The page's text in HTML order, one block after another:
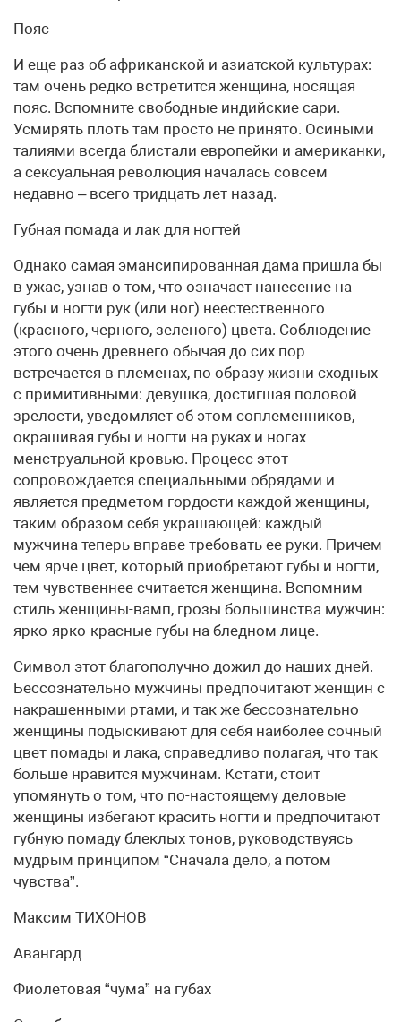
Пояс
И еще раз об африканской и азиатской культурах:
там очень редко встретится женщина, носящая
пояс. Вспомните свободные индийские сари.
Усмирять плоть там просто не принято. Осиными
талиями всегда блистали европейки и американки,
а сексуальная революция началась совсем
недавно – всего тридцать лет назад.
Губная помада и лак для ногтей
Однако самая эмансипированная дама пришла бы
в ужас, узнав о том, что означает нанесение на
губы и ногти рук (или ног) неестественного
(красного, черного, зеленого) цвета. Соблюдение
этого очень древнего обычая до сих пор
встречается в племенах, по образу жизни сходных
с примитивными: девушка, достигшая половой
зрелости, уведомляет об этом соплеменников,
окрашивая губы и ногти на руках и ногах
менструальной кровью. Процесс этот
сопровождается специальными обрядами и
является предметом гордости каждой женщины,
таким образом себя украшающей: каждый
мужчина теперь вправе требовать ее руки. Причем
чем ярче цвет, который приобретают губы и ногти,
тем чувственнее считается женщина. Вспомним
стиль женщины-вамп, грозы большинства мужчин:
ярко-ярко-красные губы на бледном лице.
Символ этот благополучно дожил до наших дней.
Бессознательно мужчины предпочитают женщин с
накрашенными ртами, и так же бессознательно
женщины подыскивают для себя наиболее сочный
цвет помады и лака, справедливо полагая, что так
больше нравится мужчинам. Кстати, стоит
упомянуть о том, что по-настоящему деловые
женщины избегают красить ногти и предпочитают
губную помаду блеклых тонов, руководствуясь
мудрым принципом “Сначала дело, а потом
чувства”.
Максим ТИХОНОВ
Авангард
Фиолетовая “чума” на губах